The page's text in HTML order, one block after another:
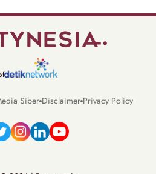
Siber Disclaimer Privacy Policy